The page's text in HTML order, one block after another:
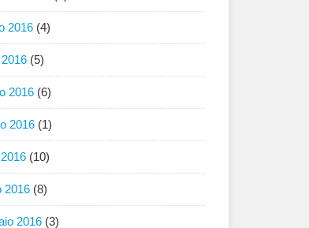
2016 (4)
(5)
2016 (6)
2016 (1)
(10)
2016 (8)
2016 (3)